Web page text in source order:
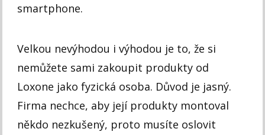
smartphone.
Velkou nevýhodou i výhodou je to, že si
nemůžete sami zakoupit produkty od
Loxone jako fyzická osoba. Důvod je jasný.
Firma nechce, aby její produkty montoval
někdo nezkušený, proto musíte oslovit